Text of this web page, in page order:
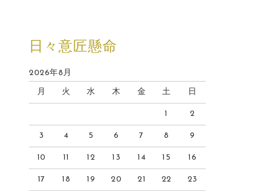
日々意匠懸命
2026年8月
月 火 水 木 金 土 日
1 2
3 4 5 6 7 8 9
10 11 12 13 14 15 16
17 18 19 20 21 22 23